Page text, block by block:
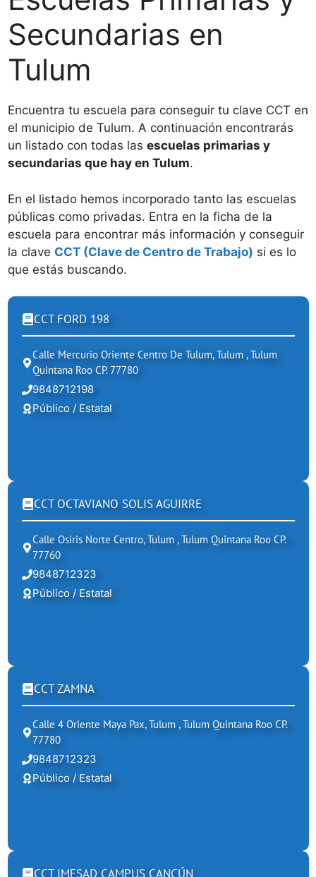
Secundarias en
Tulum
Encuentra tu escuela para conseguir tu clave CCT en
el municipio de Tulum. A continuación encontrarás
un listado con todas las escuelas primarias y
secundarias que hay en Tulum.
En el listado hemos incorporado tanto las escuelas
públicas como privadas. Entra en la ficha de la
escuela para encontrar más información y conseguir
la clave CCT (Clave de Centro de Trabajo) si es lo
que estás buscando.
CCT FORD 198
Calle Mercurio Oriente Centro De Tulum, Tulum , Tulum
Quintana Roo CP. 77780
9848712198
Público / Estatal
CCT OCTAVIANO SOLIS AGUIRRE
Calle Osiris Norte Centro, Tulum , Tulum Quintana Roo CP.
77760
9848712323
Público / Estatal
CCT ZAMNA
Calle 4 Oriente Maya Pax, Tulum , Tulum Quintana Roo CP.
77780
9848712323
Público / Estatal
CCT IMESAD CAMPUS CANCÚN